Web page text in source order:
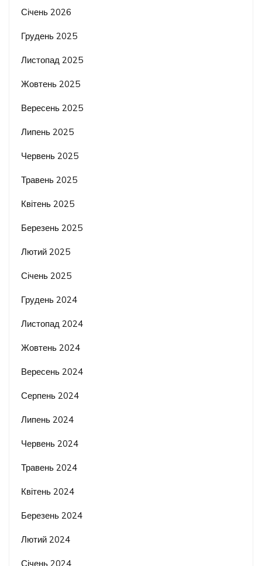
Січень 2026
Грудень 2025
Листопад 2025
Жовтень 2025
Вересень 2025
Липень 2025
Червень 2025
Травень 2025
Квітень 2025
Березень 2025
Лютий 2025
Січень 2025
Грудень 2024
Листопад 2024
Жовтень 2024
Вересень 2024
Серпень 2024
Липень 2024
Червень 2024
Травень 2024
Квітень 2024
Березень 2024
Лютий 2024
Січень 2024